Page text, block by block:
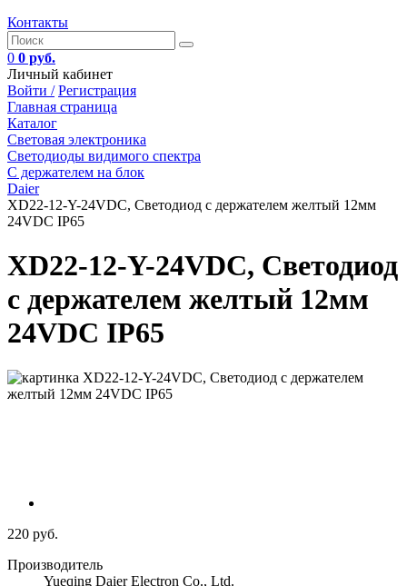
Контакты
0 0 руб.
Личный кабинет
Войти / Регистрация
Главная страница
Каталог
Световая электроника
Светодиоды видимого спектра
C держателем на блок
Daier
XD22-12-Y-24VDC, Светодиод с держателем желтый 12мм
24VDC IP65
XD22-12-Y-24VDC, Светодиод
с держателем желтый 12мм
24VDC IP65
220 руб.
Производитель
Yueqing Daier Electron Co., Ltd.